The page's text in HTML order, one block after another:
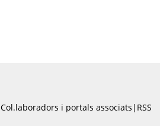
Col.laboradors i portals associats | RSS